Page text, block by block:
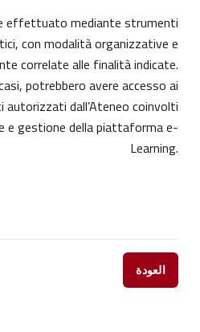
effettuato mediante strumenti
con modalità organizzative e
correlate alle finalità indicate.
potrebbero avere accesso ai
dall’Ateneo coinvolti
e gestione della piattaforma e-
Learning.
العودة